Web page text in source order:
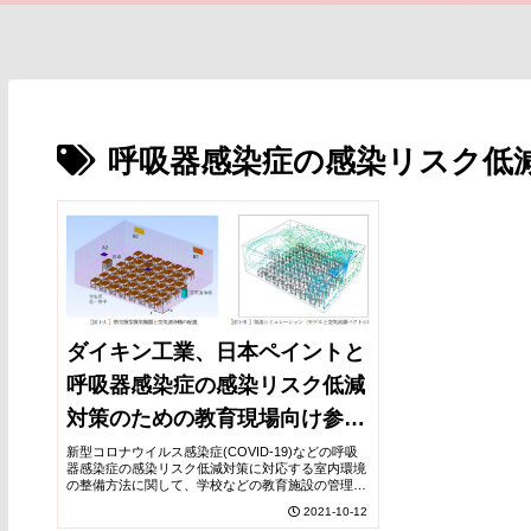
呼吸器感染症の感染リスク低
ダイキン工業、日本ペイントと
呼吸器感染症の感染リスク低減
対策のための教育現場向け参考
ガイドを共同で策定
新型コロナウイルス感染症(COVID-19)などの呼吸
器感染症の感染リスク低減対策に対応する室内環境
の整備方法に関して、学校などの教育施設の管理責
体的な対策案をまとめた参考ガイドを策定した。
2021-10-12